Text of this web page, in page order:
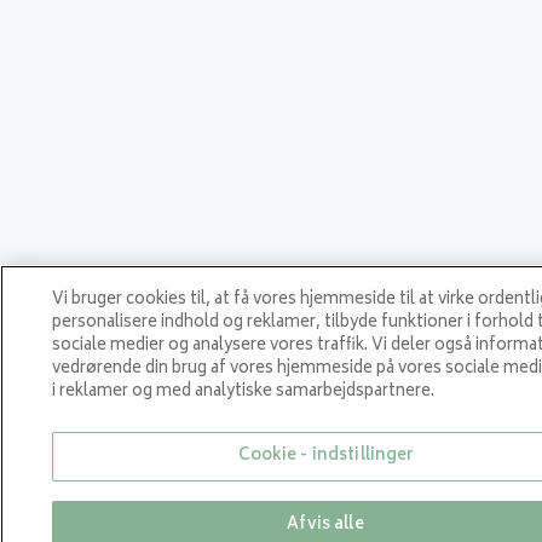
Vi bruger cookies til, at få vores hjemmeside til at virke
personalisere indhold og reklamer, tilbyde funktioner i forhold
sociale medier og analysere vores traffik. Vi deler også
vedrørende din brug af vores hjemmeside på vores sociale
i reklamer og med analytiske samarbejdspartnere.
Cookie - indstillinger
Afvis alle